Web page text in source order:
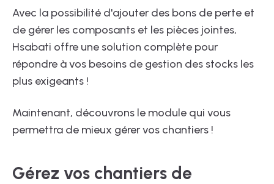
Avec la possibilité d'ajouter des bons de perte et
de gérer les composants et les pièces jointes,
Hsabati offre une solution complète pour
répondre à vos besoins de gestion des stocks les
plus exigeants !
Maintenant, découvrons le module qui vous
permettra de mieux gérer vos chantiers !
Gérez vos chantiers de